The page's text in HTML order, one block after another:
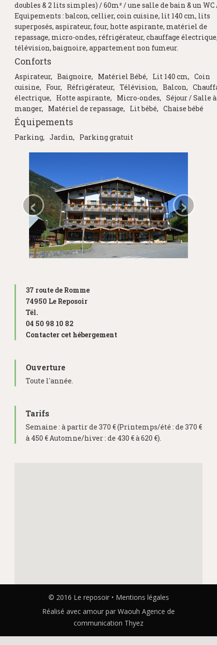
doubles & 2 lits simples) / 60m² / une salle de bain & un WC
Equipements : balcon, cellier, coin cuisine, lit 140 cm, lits
superposés, aspirateur, four, hotte aspirante, matériel de
repassage, micro-ondes, réfrigérateur, chauffage
télévision, baignoire, appartement non fumeur.
Conforts
Aspirateur Baignoire Matériel Bébé Lit 140 cm
Coin
cuisine
Four Réfrigérateur Télévision Balcon
électrique
Hotte aspirante Micro-ondes
Séjour / Salle à
manger
Matériel de repassage Lit bébé Chaise bébé
Équipements
Parking Jardin Parking gratuit
‹ ›
37 route de Romme
74950 Le Reposoir
Tél.
04 50 98 10 82
Contacter cet hébergement
Ouverture
Toute l'année.
Tarifs
Semaine : à partir de 370 € (Printemps/été : de 370 €
à 450 € Automne/hiver : de 430 € à 620 €).
© 2016 Le reposoir • Mentions légales
Réalisé avec amour par Waouh Agence de
communication Thyez